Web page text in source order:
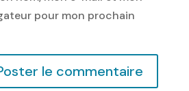
pour mon prochain